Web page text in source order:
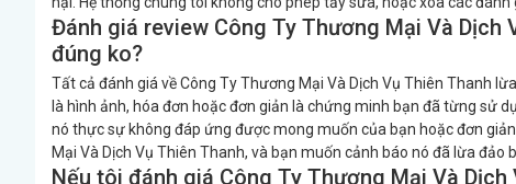
Đánh giá review Công Ty Thương Mại Và
đúng ko?
Tất cả đánh giá về Công Ty Thương Mại Và Dịch Vụ Thiên Thanh
là hình ảnh, hóa đơn hoặc đơn giản là chứng minh bạn đã từng sử
nó thực sự không đáp ứng được mong muốn của bạn hoặc đơn
Mại Và Dịch Vụ Thiên Thanh, và bạn muốn cảnh báo nó đã lừa đảo
Nếu tôi đánh giá Công Ty Thương Mại Và